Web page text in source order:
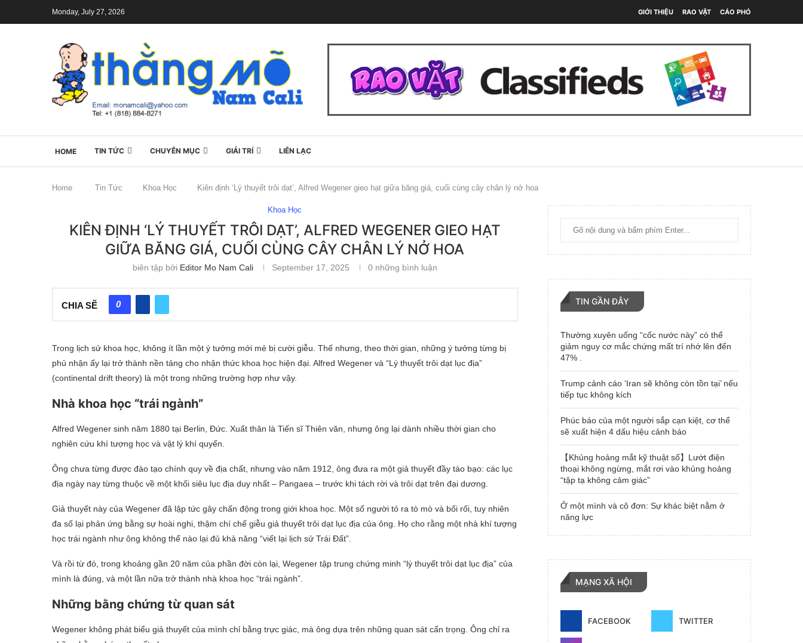
Monday, July 27, 2026 GIỚI THIỆU RAO VẶT CÁO PHÓ
HOME TIN TỨC CHUYÊN MỤC GIẢI TRÍ LIÊN LẠC
Home Tin Tức Khoa Học Kiên định ‘Lý thuyết trôi dạt’, Alfred Wegener gieo hạt giữa băng giá, cuối cùng cây chân lý nở hoa
Khoa Học
KIÊN ĐỊNH ‘LÝ THUYẾT TRÔI DẠT’, ALFRED WEGENER GIEO HẠT
GIỮA BĂNG GIÁ, CUỐI CÙNG CÂY CHÂN LÝ NỞ HOA
biên tập bởi Editor Mo Nam Cali September 17, 2025 0 những bình luận
CHIA SẼ 0
Trong lịch sử khoa học, không ít lần một ý tưởng mới mẻ bị cười giễu. Thế nhưng, theo thời gian, những ý tưởng từng bị
phủ nhận ấy lại trở thành nền tảng cho nhận thức khoa học hiện đại. Alfred Wegener và “Lý thuyết trôi dạt lục địa”
(continental drift theory) là một trong những trường hợp như vậy.
Nhà khoa học “trái ngành”
Alfred Wegener sinh năm 1880 tại Berlin, Đức. Xuất thân là Tiến sĩ Thiên văn, nhưng ông lại dành nhiều thời gian cho
nghiên cứu khí tượng học và vật lý khí quyển.
Ông chưa từng được đào tạo chính quy về địa chất, nhưng vào năm 1912, ông đưa ra một giả thuyết đầy táo bạo: các lục
địa ngày nay từng thuộc về một khối siêu lục địa duy nhất – Pangaea – trước khi tách rời và trôi dạt trên đại dương.
Giả thuyết này của Wegener đã lập tức gây chấn động trong giới khoa học. Một số người tỏ ra tò mò và bối rối, tuy nhiên
đa số lại phản ứng bằng sự hoài nghi, thậm chí chế giễu giả thuyết trôi dạt lục địa của ông. Họ cho rằng một nhà khí tượng
học trái ngành như ông không thể nào lại đủ khả năng “viết lại lịch sử Trái Đất”.
Và rồi từ đó, trong khoảng gần 20 năm của phần đời còn lại, Wegener tập trung chứng minh “lý thuyết trôi dạt lục địa” của
mình là đúng, và một lần nữa trở thành nhà khoa học “trái ngành”.
Những bằng chứng từ quan sát
Wegener không phát biểu giả thuyết của mình chỉ bằng trực giác, mà ông dựa trên những quan sát cẩn trọng. Ông chỉ ra
TIN GẦN ĐÂY
Thường xuyên uống “cốc nước này” có thể
giảm nguy cơ mắc chứng mất trí nhớ lên đến
47% .
Trump cảnh cáo ‘Iran sẽ không còn tồn tại’ nếu
tiếp tục không kích
Phúc báo của một người sắp cạn kiệt, cơ thể
sẽ xuất hiện 4 dấu hiệu cảnh báo
【Khủng hoảng mắt kỹ thuật số】Lướt điện
thoại không ngừng, mắt rơi vào khủng hoảng
“tập tạ không cảm giác”
Ở một mình và cô đơn: Sự khác biệt nằm ở
năng lực
MẠNG XÃ HỘI
FACEBOOK TWITTER